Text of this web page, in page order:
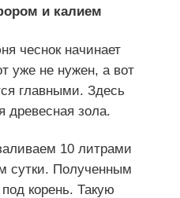
и калием
чеснок начинает
уже не нужен, а вот
главными. Здесь
древесная зола.
10 литрами
сутки. Полученным
корень. Такую